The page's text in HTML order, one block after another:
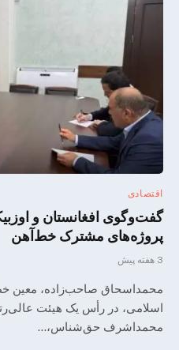
اقتصادی
گفت‌وگوی افغانستان و
پروژه‌های مشترک خط‌آهن
3 هفته پیش
محمداسحاق صاحب‌زاده، معین
اسلامی، در رأس یک هیئت
محمداشرف حق‌شناس،…